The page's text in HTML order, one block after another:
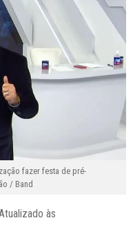
fazer festa de pré-
/ Band
às